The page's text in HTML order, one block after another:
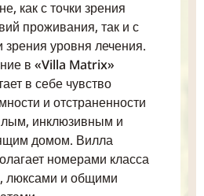
сочетании
индивидуального
медицинского
подхода к
пациенту вместе с
групповой
терапией.
Недавние...
процесса,
росту...
как с точки зрения
проживания, так и с
зрения уровня лечения.
в «Villa Matrix»
в себе чувство
и отстраненности
инклюзивным и
домом. Вилла
номерами класса
люксами и общими